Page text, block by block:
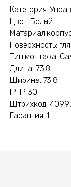
Категория:
Цвет: Белый
Матариал
Поверхность:
Тип монтажа:
Длина: 73.8
Ширина: 73.8
IP: IP 30
Штрихкод:
Гарантия: 1